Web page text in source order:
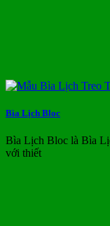
Bìa Lịch Bloc
Bìa Lịch Bloc là Bìa
với thiết